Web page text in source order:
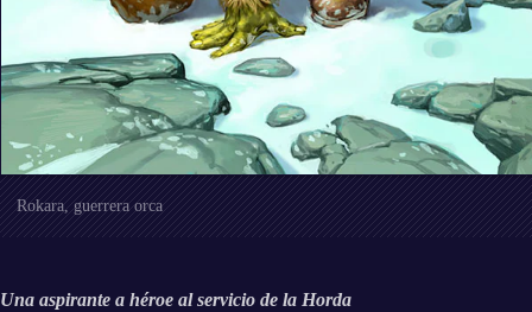
Rokara, guerrera orca
Una aspirante a héroe al servicio de la Horda